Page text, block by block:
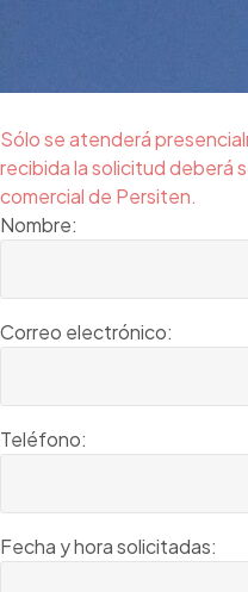
Sólo se atenderá
recibida la solicitud deberá
comercial de Persiten.
Nombre:
Correo electrónico:
Teléfono:
Fecha y hora solicitadas: